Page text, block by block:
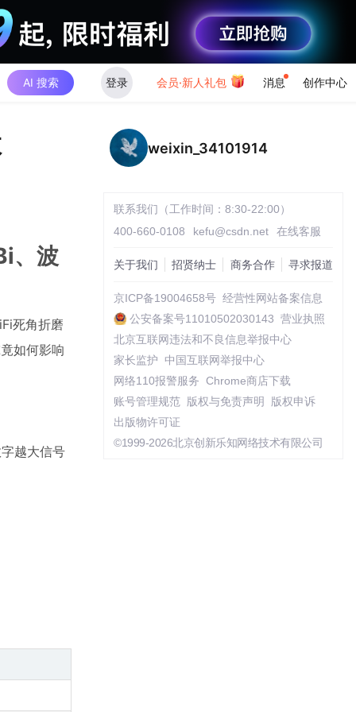
AI 搜索 登录 会员·新人礼包 消息 创作中心
、波
死角折磨
如何影响
越大信号
weixin_34101914
联系我们（工作时间：8:30-22:00）
400-660-0108
kefu@csdn.net 在线客服
关于我们 招贤纳士 商务合作 寻求报道
京ICP备19004658号 经营性网站备案信息
公安备案号11010502030143 营业执照
北京互联网违法和不良信息举报中心
家长监护
中国互联网举报中心
网络110报警服务 Chrome商店下载
账号管理规范
版权与免责声明
版权申诉
出版物许可证
©1999-2026北京创新乐知网络技术有限公司